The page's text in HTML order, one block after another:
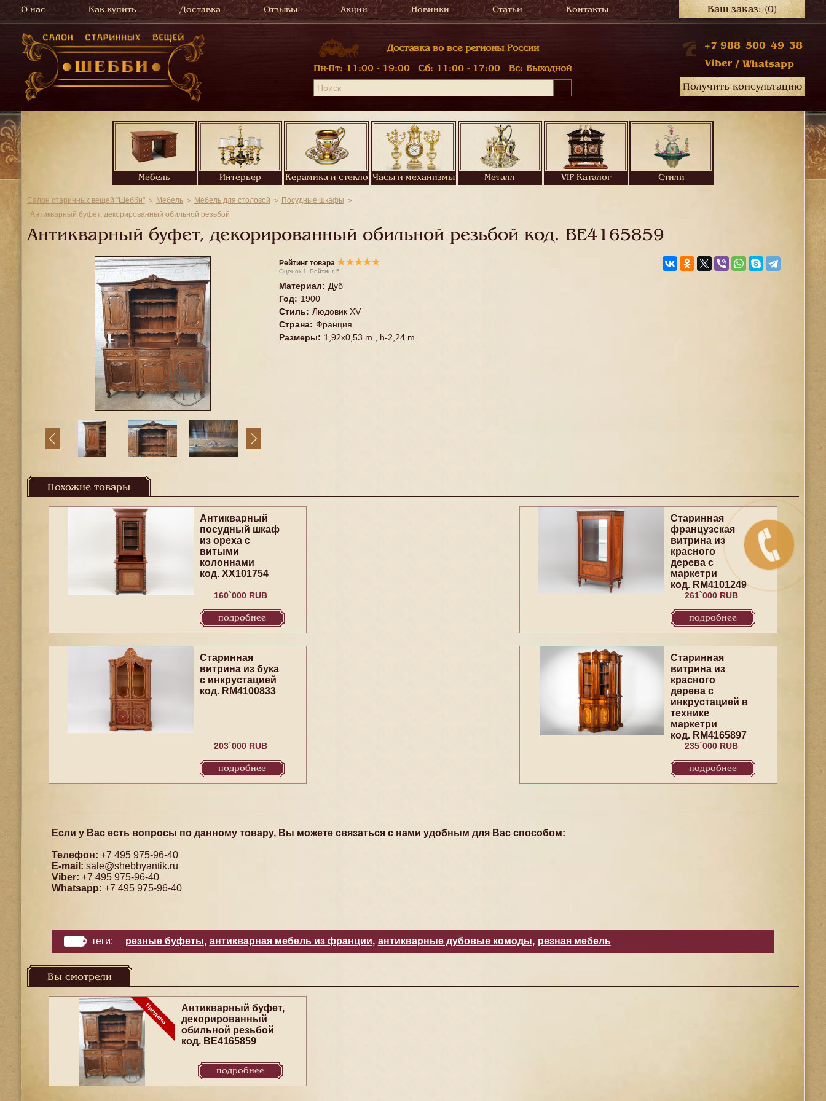
О нас Как купить Доставка Отзывы Акции Новинки Статьи Контакты Ваш заказ:(0)
Доставка во все регионы России
Пн-Пт: 11:00 - 19:00 Сб: 11:00 - 17:00 Вс: Выходной
+7 988 500 49 38
Viber / Whatsapp
Получить консультацию
Мебель Интерьер Керамика и стекло Часы и механизмы Металл VIP Каталог Стили
Салон старинных вещей "Шебби" Мебель Мебель для столовой
Посудные шкафы
Антикварный буфет, декорированный обильной резьбой
Антикварный буфет, декорированный обильной резьбой код. BE4165859
Рейтинг товара ★★★★★
Оценок 1 Рейтинг 5
Материал: Дуб
Год: 1900
Стиль: Людовик XV
Страна: Франция
Размеры: 1,92x0,53 m., h-2,24 m.
Похожие товары
Антикварный
посудный шкаф
из ореха с
витыми
колоннами
код. XX101754
160`000 RUB
подробнее
Старинная
французская
витрина из
красного
дерева с
маркетри
код. RM4101249
261`000 RUB
подробнее
Старинная
витрина из бука
с инкрустацией
код. RM4100833
203`000 RUB
подробнее
Старинная
витрина из
красного
дерева с
инкрустацией в
технике
маркетри
код. RM4165897
235`000 RUB
подробнее
Если у Вас есть вопросы по данному товару, Вы можете связаться с нами удобным для Вас способом:
Телефон: +7 495 975-96-40
E-mail: sale@shebbyantik.ru
Viber: +7 495 975-96-40
Whatsapp: +7 495 975-96-40
теги: резные буфеты, антикварная мебель из франции, антикварные дубовые комоды, резная мебель
Вы смотрели
Антикварный буфет,
декорированный
обильной резьбой
код. BE4165859
подробнее